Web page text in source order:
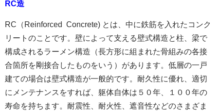
RC造
RC（Reinforced Concrete) とは、中に鉄筋を入れたコンク
リートのことです。壁によって支える壁式構造と柱、梁で
構成されるラーメン構造（長方形に組まれた骨組みの各接
合箇所を剛接合したものをいう）があります。低層の一戸
建ての場合は壁式構造が一般的です。耐久性に優れ、適切
にメンテナンスをすれば、躯体自体は５０年、１００年の
寿命を持ちます。耐震性、耐火性、遮音性などのさまざま